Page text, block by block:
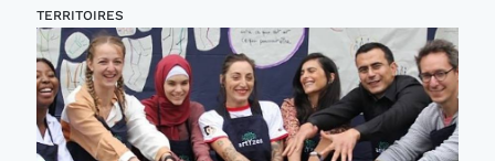
TERRITOIRES